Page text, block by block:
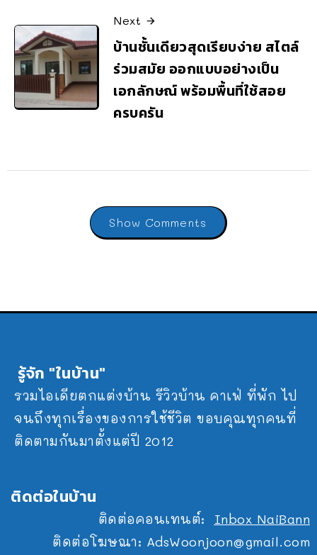
Next
บ้านชั้นเดียวสุดเรียบง่าย สไตล์
ร่วมสมัย ออกแบบอย่างเป็น
เอกลักษณ์ พร้อมพื้นที่ใช้สอย
ครบครัน
Show Comments
รู้จัก "ในบ้าน"
รวมไอเดียตกแต่งบ้าน รีวิวบ้าน คาเฟ่ ที่พัก ไป
จนถึงทุกเรื่องของการใช้ชีวิต ขอบคุณทุกคนที่
ติดตามกันมาตั้งแต่ปี 2012
ติดต่อในบ้าน
ติดต่อคอนเทนต์: Inbox NaiBann
ติดต่อโฆษณา: AdsWoonjoon@gmail.com